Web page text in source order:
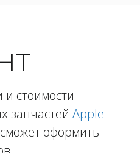
и стоимости
запчастей Apple
оформить